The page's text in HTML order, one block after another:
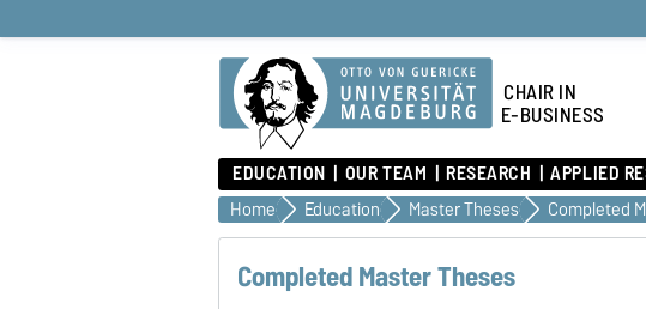
CHAIR IN
E-BUSINESS
EDUCATION OUR TEAM RESEARCH APPLIED
Home Education Master Theses Completed
Completed Master Theses